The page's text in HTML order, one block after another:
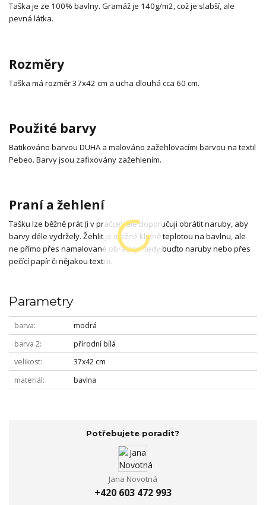
Taška je ze 100% bavlny. Gramáž je 140g/m2, což je slabší, ale
pevná látka.
Rozměry
Taška má rozměr 37x42 cm a ucha dlouhá cca 60 cm.
Použité barvy
Batikováno barvou DUHA a malováno zažehlovacími barvou na textil
Pebeo. Barvy jsou zafixovány zažehlením.
Praní a žehlení
Tašku lze běžně prát (i v pračce), ale doporučuji obrátit naruby, aby
barvy déle vydržely. Žehlit je možné klidně teplotou na bavlnu, ale
ne přímo přes namalované obrázky - tedy buďto naruby nebo přes
pečící papír či nějakou textilii.
Parametry
barva
modrá
barva 2
přírodní bílá
velikost
37x42 cm
materiál
bavlna
Potřebujete poradit?
Jana Novotná
+420 603 472 993